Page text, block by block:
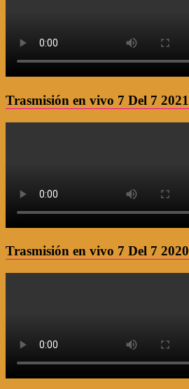
Trasmisión en vivo 7 Del 7 2021
Trasmisión en vivo 7 Del 7 2020